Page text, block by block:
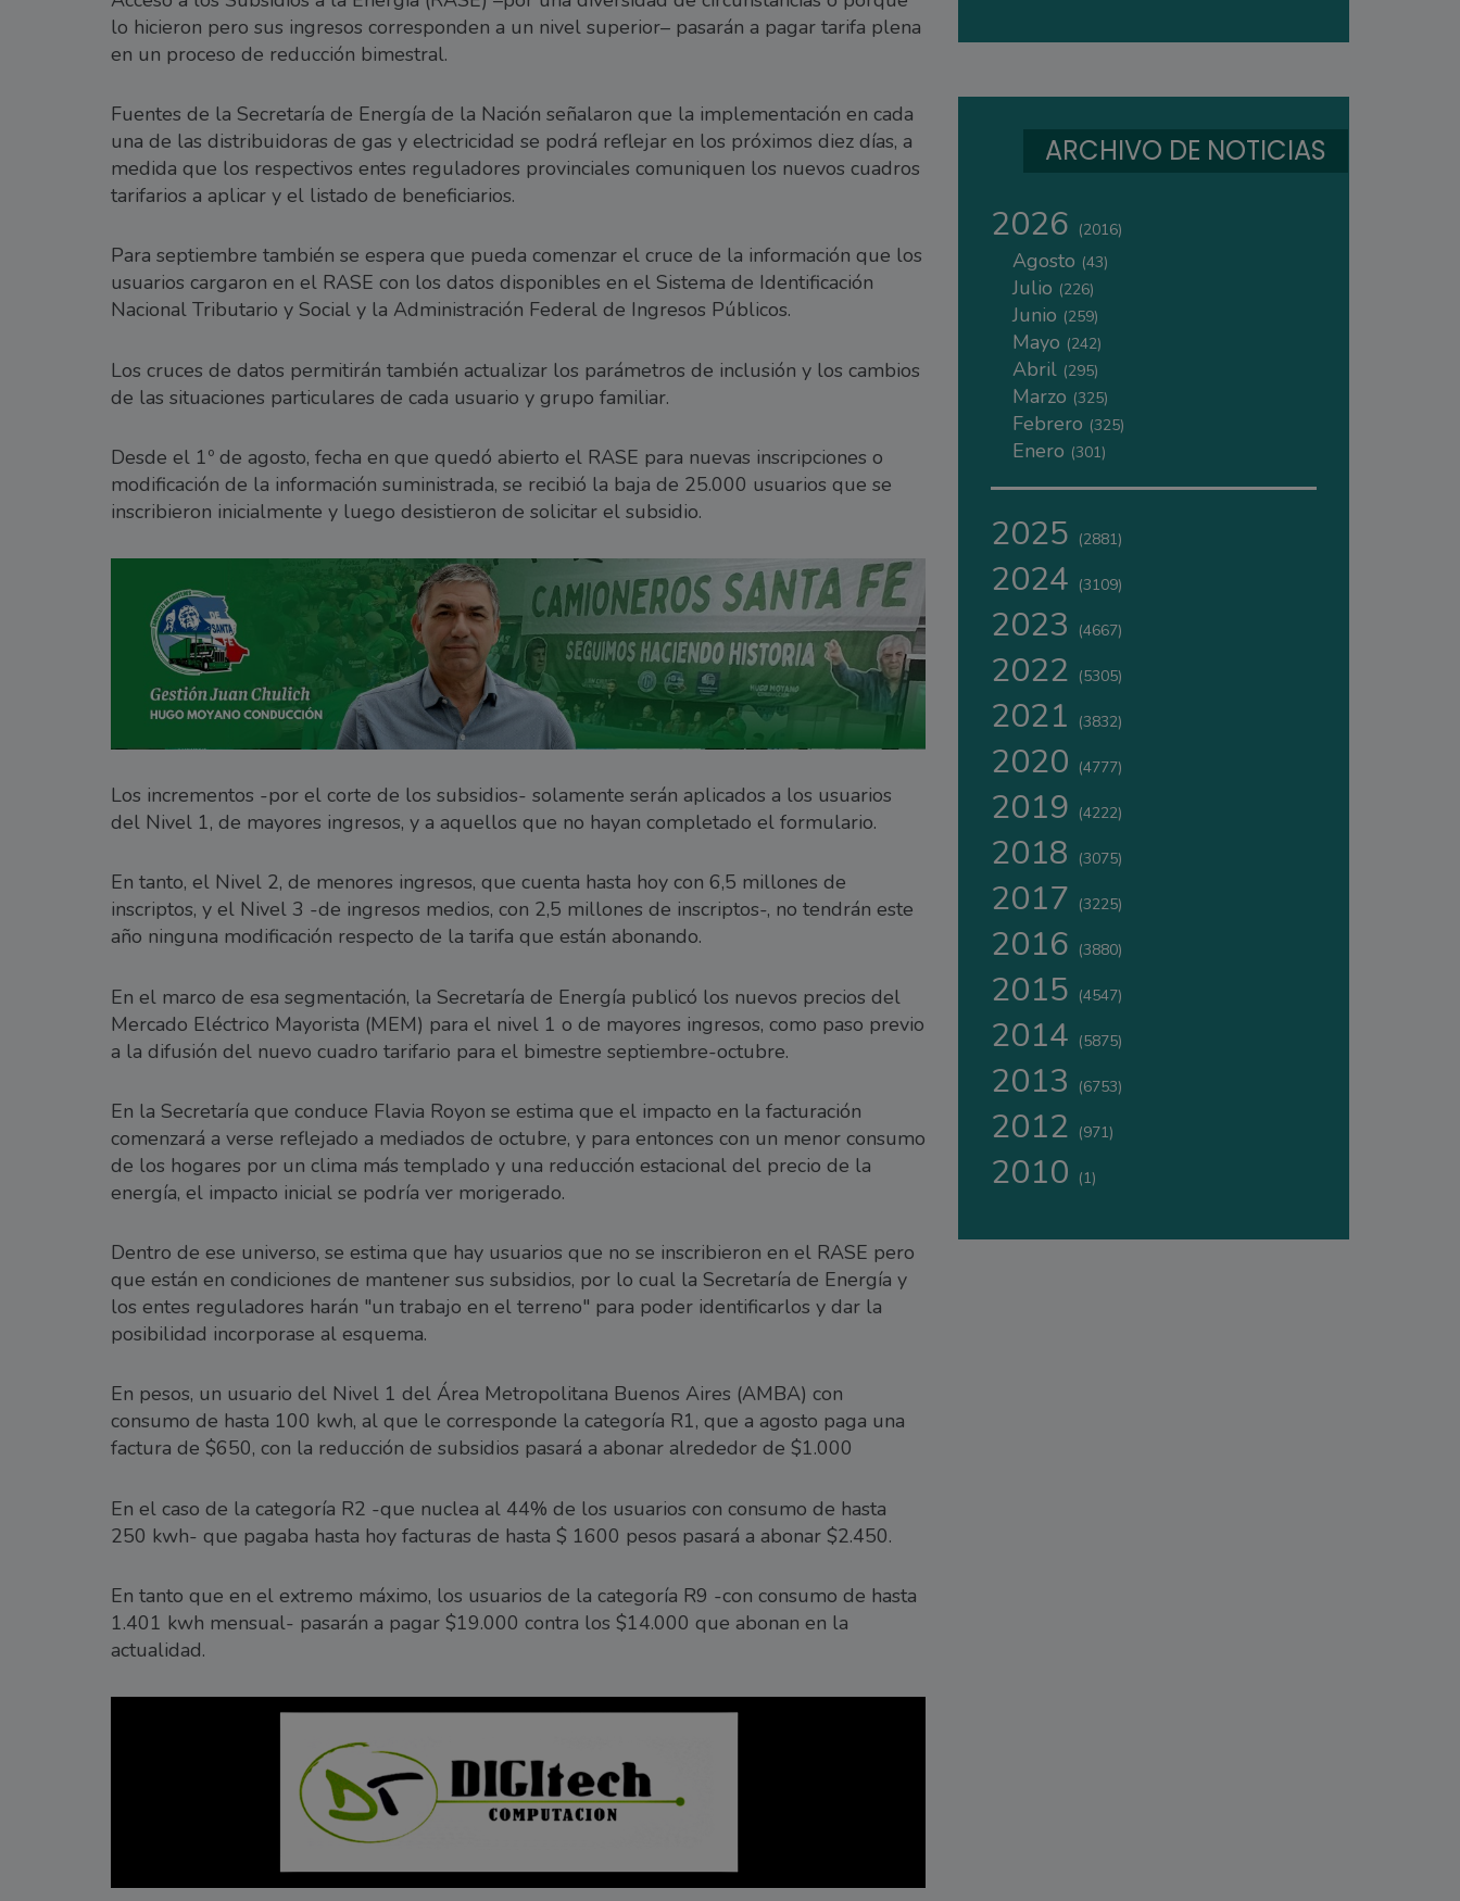
lo hicieron pero sus ingresos corresponden a un nivel superior– pasarán a pagar tarifa plena
en un proceso de reducción bimestral.
Fuentes de la Secretaría de Energía de la Nación señalaron que la implementación en cada
una de las distribuidoras de gas y electricidad se podrá reflejar en los próximos diez días, a
medida que los respectivos entes reguladores provinciales comuniquen los nuevos cuadros
tarifarios a aplicar y el listado de beneficiarios.
Para septiembre también se espera que pueda comenzar el cruce de la información que los
usuarios cargaron en el RASE con los datos disponibles en el Sistema de Identificación
Nacional Tributario y Social y la Administración Federal de Ingresos Públicos.
Los cruces de datos permitirán también actualizar los parámetros de inclusión y los cambios
de las situaciones particulares de cada usuario y grupo familiar.
Desde el 1º de agosto, fecha en que quedó abierto el RASE para nuevas inscripciones o
modificación de la información suministrada, se recibió la baja de 25.000 usuarios que se
inscribieron inicialmente y luego desistieron de solicitar el subsidio.
Los incrementos -por el corte de los subsidios- solamente serán aplicados a los usuarios
del Nivel 1, de mayores ingresos, y a aquellos que no hayan completado el formulario.
En tanto, el Nivel 2, de menores ingresos, que cuenta hasta hoy con 6,5 millones de
inscriptos, y el Nivel 3 -de ingresos medios, con 2,5 millones de inscriptos-, no tendrán este
año ninguna modificación respecto de la tarifa que están abonando.
En el marco de esa segmentación, la Secretaría de Energía publicó los nuevos precios del
Mercado Eléctrico Mayorista (MEM) para el nivel 1 o de mayores ingresos, como paso previo
a la difusión del nuevo cuadro tarifario para el bimestre septiembre-octubre.
En la Secretaría que conduce Flavia Royon se estima que el impacto en la facturación
comenzará a verse reflejado a mediados de octubre, y para entonces con un menor consumo
de los hogares por un clima más templado y una reducción estacional del precio de la
energía, el impacto inicial se podría ver morigerado.
Dentro de ese universo, se estima que hay usuarios que no se inscribieron en el RASE pero
que están en condiciones de mantener sus subsidios, por lo cual la Secretaría de Energía y
los entes reguladores harán "un trabajo en el terreno" para poder identificarlos y dar la
posibilidad incorporase al esquema.
En pesos, un usuario del Nivel 1 del Área Metropolitana Buenos Aires (AMBA) con
consumo de hasta 100 kwh, al que le corresponde la categoría R1, que a agosto paga una
factura de $650, con la reducción de subsidios pasará a abonar alrededor de $1.000
En el caso de la categoría R2 -que nuclea al 44% de los usuarios con consumo de hasta
250 kwh- que pagaba hasta hoy facturas de hasta $ 1600 pesos pasará a abonar $2.450.
En tanto que en el extremo máximo, los usuarios de la categoría R9 -con consumo de hasta
1.401 kwh mensual- pasarán a pagar $19.000 contra los $14.000 que abonan en la
actualidad.
ARCHIVO DE NOTICIAS
2026 (2016)
Agosto (43)
Julio (226)
Junio (259)
Mayo (242)
Abril (295)
Marzo (325)
Febrero (325)
Enero (301)
2025 (2881)
2024 (3109)
2023 (4667)
2022 (5305)
2021 (3832)
2020 (4777)
2019 (4222)
2018 (3075)
2017 (3225)
2016 (3880)
2015 (4547)
2014 (5875)
2013 (6753)
2012 (971)
2010 (1)